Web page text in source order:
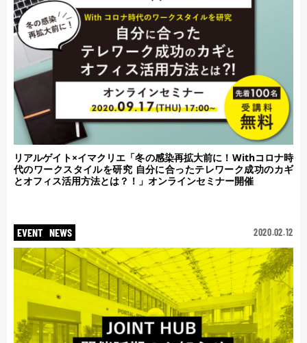
リアルゲイト×イマクリエ「冬の感染再拡大前に！Withコロナ時
代のワークスタイルを研究 自分に合ったテレワーク成功のカギ
とオフィス活用方法とは？！」オンラインセミナー開催
EVENT NEWS 2020.02.12